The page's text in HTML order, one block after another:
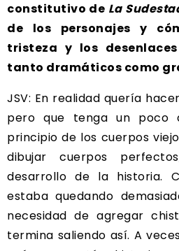
constitutivo de La
de los personajes y
tristeza y los
tanto dramáticos como
JSV: En realidad quería
pero que tenga un poco
principio de los cuerpos
dibujar cuerpos
desarrollo de la historia.
estaba quedando
necesidad de agregar
termina saliendo así. A